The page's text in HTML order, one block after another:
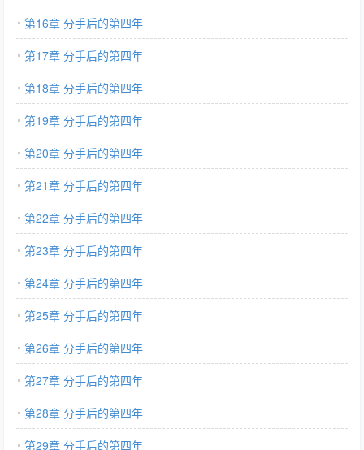
第16章 分手后的第四年
第17章 分手后的第四年
第18章 分手后的第四年
第19章 分手后的第四年
第20章 分手后的第四年
第21章 分手后的第四年
第22章 分手后的第四年
第23章 分手后的第四年
第24章 分手后的第四年
第25章 分手后的第四年
第26章 分手后的第四年
第27章 分手后的第四年
第28章 分手后的第四年
第29章 分手后的第四年